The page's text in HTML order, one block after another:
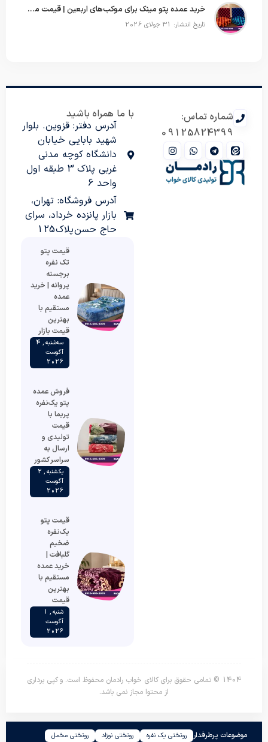
خرید عمده پتو مینک برای موکب‌های اربعین | قیمت مناسب و ارسال سریع
تاریخ انتشار: 31 جولای 2026
شماره تماس:
09125824399
با ما همراه باشید
آدرس دفتر: قزوین. بلوار
شهید بابایی خیابان
دانشگاه کوچه مدنی
غربی پلاک 3 طبقه اول
واحد 6
آدرس فروشگاه: تهران،
بازار پانزده خرداد، سرای
حاج حسن پلاک 125
قیمت پتو
تک نفره
برجسته
پروانه | خرید
عمده
مستقیم با
بهترین
قیمت بازار
سه‌شنبه , 4
آگوست
2026
فروش عمده
پتو یک‌نفره
پریما با
قیمت
تولیدی و
ارسال به
سراسر کشور
یکشنبه , 2
آگوست
2026
قیمت پتو
یک‌نفره
ضخیم
گلبافت |
خرید عمده
مستقیم با
بهترین
قیمت
شنبه , 1
آگوست
2026
1404 © تمامی حقوق برای کالای خواب رادمان محفوظ است. و کپی برداری
از محتوا مجاز نمی باشد.
موضوعات پرطرفدار روتختی یک نفره روتختی نوزاد روتختی مخمل